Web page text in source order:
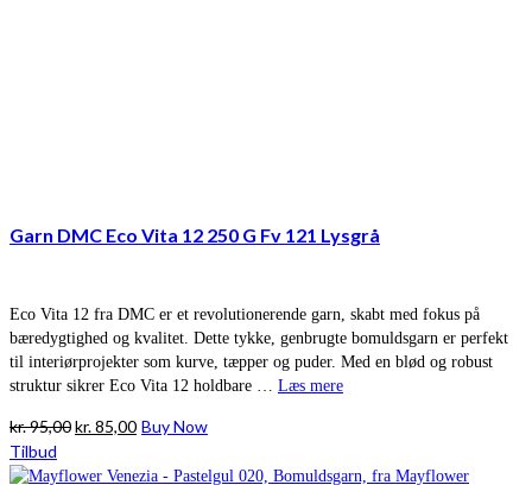
Garn DMC Eco Vita 12 250 G Fv 121 Lysgrå
Eco Vita 12 fra DMC er et revolutionerende garn, skabt med fokus på
bæredygtighed og kvalitet. Dette tykke, genbrugte bomuldsgarn er perfekt
til interiørprojekter som kurve, tæpper og puder. Med en blød og robust
struktur sikrer Eco Vita 12 holdbare … Læs mere
kr.95,00Den
pris
kr.85,00Den
pris
Buy Now
Tilbud